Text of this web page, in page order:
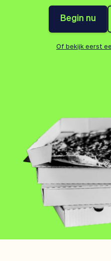
Nieuwste updates
Marketing
Begin nu
Of bekijk eerst